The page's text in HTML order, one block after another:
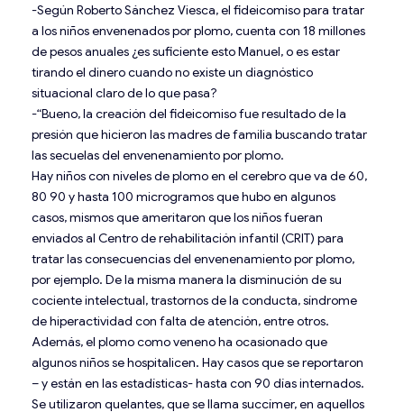
-Según Roberto Sánchez Viesca, el fideicomiso para tratar
a los niños envenenados por plomo, cuenta con 18 millones
de pesos anuales ¿es suficiente esto Manuel, o es estar
tirando el dinero cuando no existe un diagnóstico
situacional claro de lo que pasa?
-“Bueno, la creación del fideicomiso fue resultado de la
presión que hicieron las madres de familia buscando tratar
las secuelas del envenenamiento por plomo.
Hay niños con niveles de plomo en el cerebro que va de 60,
80 90 y hasta 100 microgramos que hubo en algunos
casos, mismos que ameritaron que los niños fueran
enviados al Centro de rehabilitación infantil (CRIT) para
tratar las consecuencias del envenenamiento por plomo,
por ejemplo. De la misma manera la disminución de su
cociente intelectual, trastornos de la conducta, síndrome
de hiperactividad con falta de atención, entre otros.
Además, el plomo como veneno ha ocasionado que
algunos niños se hospitalicen. Hay casos que se reportaron
– y están en las estadísticas- hasta con 90 días internados.
Se utilizaron quelantes, que se llama succímer, en aquellos